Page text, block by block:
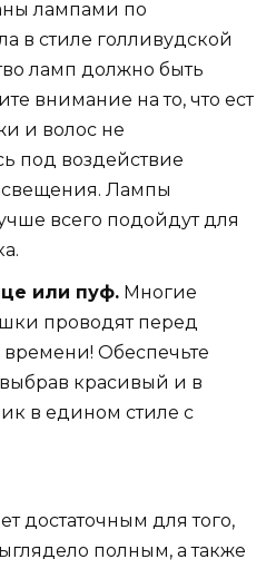
лампами по
в стиле голливудской
ламп должно быть
внимание на то, что ест
и волос не
под воздействие
Лампы
всего подойдут для
или пуф. Многие
проводят перед
Обеспечьте
красивый и в
в едином стиле с
достаточным для того,
полным, а также